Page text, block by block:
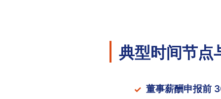
典型时间节点
董事薪酬申报前